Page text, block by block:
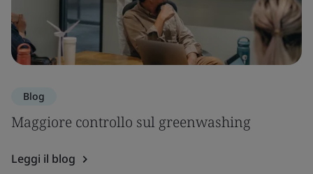
Blog
Maggiore controllo sul greenwashing
Leggi il blog